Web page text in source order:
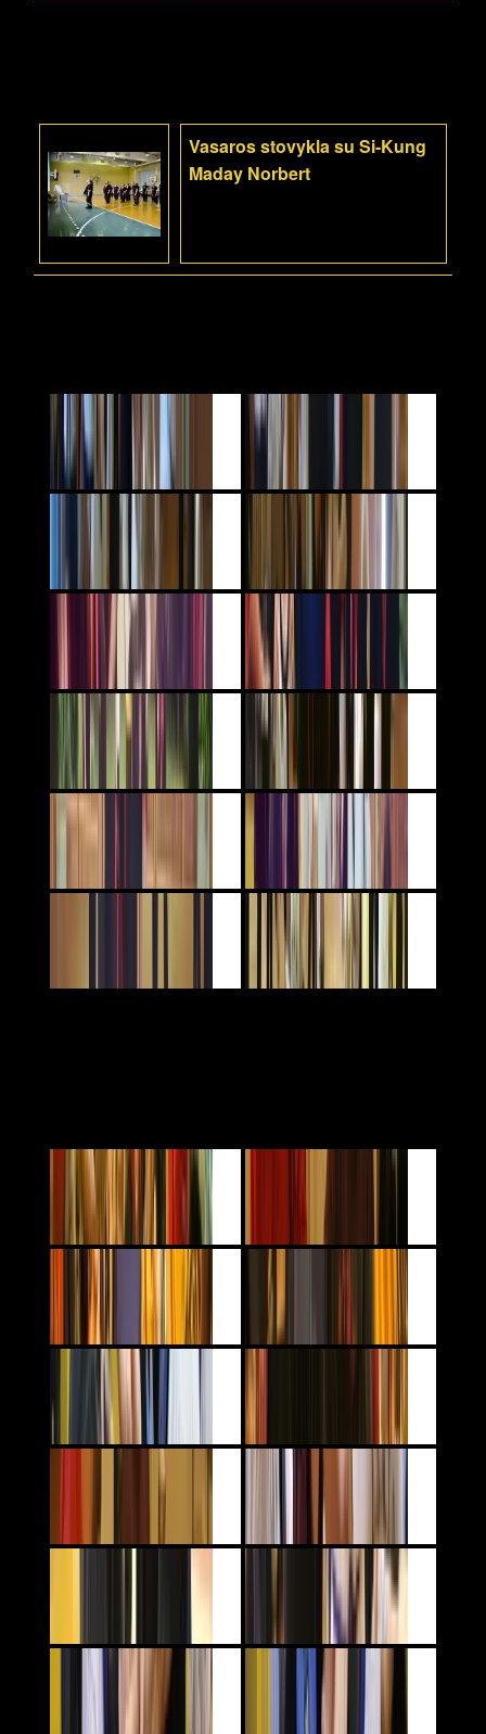
Vasaros stovykla su Si-Kung
Maday Norbert